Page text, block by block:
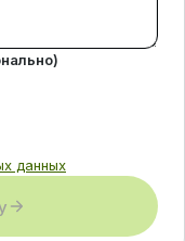
данных